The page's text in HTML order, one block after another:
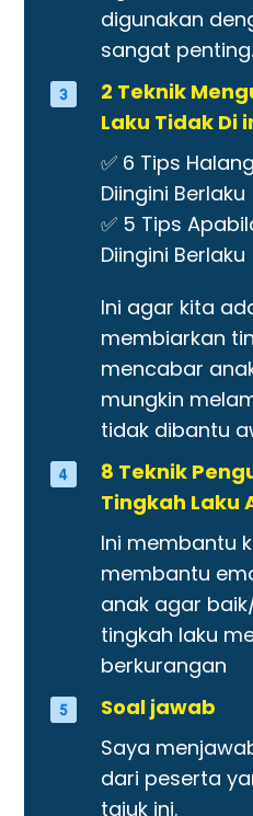
digunakan
sangat penting.
2 Teknik
Laku Tidak Di
✅ 6 Tips
Diingini Berlaku
✅ 5 Tips
Diingini Berlaku
Ini agar kita
membiarkan
mencabar
mungkin
tidak dibantu
8 Teknik
Tingkah Laku
Ini membantu
membantu
anak agar
tingkah laku
berkurangan
Soal jawab
Saya
dari peserta
tajuk ini.